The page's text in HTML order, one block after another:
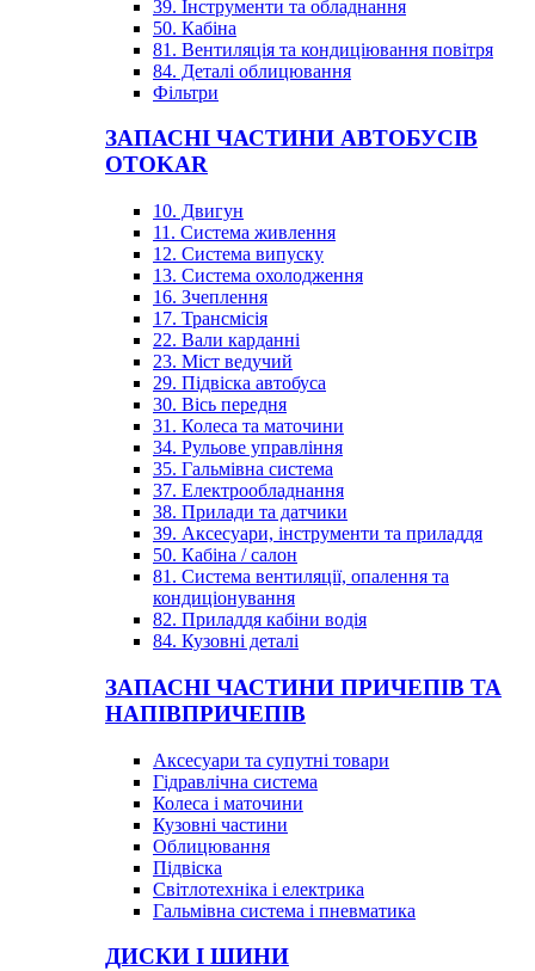
39. Інструменти та обладнання
50. Кабіна
81. Вентиляція та кондиціювання повітря
84. Деталі облицювання
Фільтри
ЗАПАСНІ ЧАСТИНИ АВТОБУСІВ
OTOKAR
10. Двигун
11. Система живлення
12. Система випуску
13. Система охолодження
16. Зчеплення
17. Трансмісія
22. Вали карданні
23. Міст ведучий
29. Підвіска автобуса
30. Вісь передня
31. Колеса та маточини
34. Рульове управління
35. Гальмівна система
37. Електрообладнання
38. Прилади та датчики
39. Аксесуари, інструменти та приладдя
50. Кабіна / салон
81. Система вентиляції, опалення та
кондиціонування
82. Приладдя кабіни водія
84. Кузовні деталі
ЗАПАСНІ ЧАСТИНИ ПРИЧЕПІВ ТА
НАПІВПРИЧЕПІВ
Аксесуари та супутні товари
Гідравлічна система
Колеса і маточини
Кузовні частини
Облицювання
Підвіска
Світлотехніка і електрика
Гальмівна система і пневматика
ДИСКИ І ШИНИ